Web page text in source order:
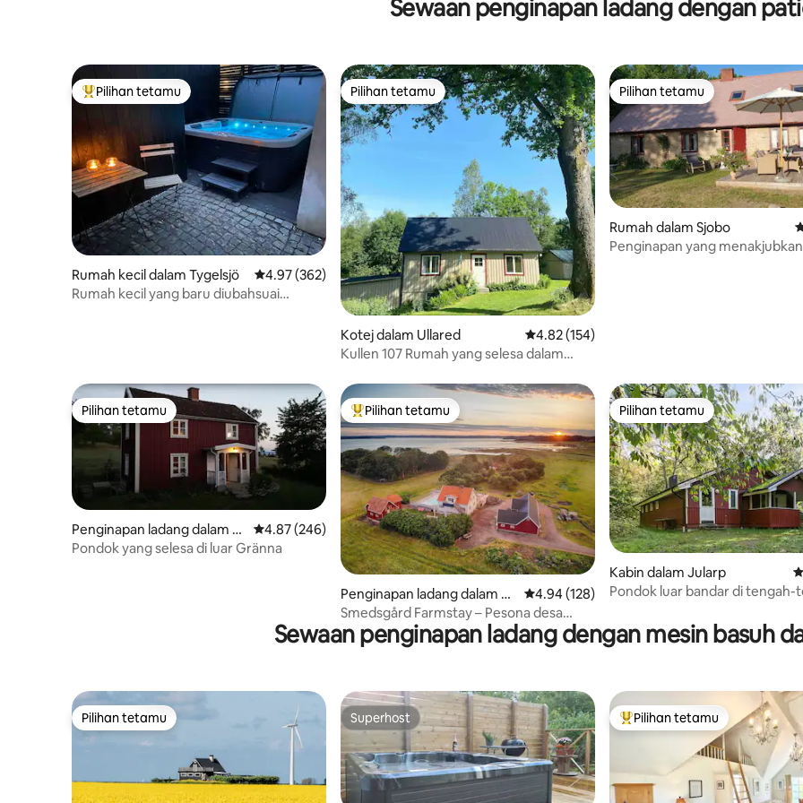
Sewaan penginapan ladang dengan
Pilihan utama tetamu
Pilihan tetamu
Rumah kecil dalam Tygelsjö Penarafan purata 4.97 daripada 5, 362 ulasan
4.97 (362)
Rumah kecil yang baru diubahsuai
Pilihan tetamu
Pilihan tetamu
Kotej dalam Ullared Penarafan purata 4.82 daripada 5, 154 ulasan
4.82 (154)
Kullen 107 Rumah yang selesa dalam
Pilihan tetamu
Pilihan tetamu
Rumah dalam Sjobo
Penginapan yang
Pilihan tetamu
Pilihan tetamu
Penginapan ladang dalam N
yarp
Penarafan purata 4.87 daripada 5, 246 ulasan
4.87 (246)
Pondok yang selesa di luar Gränna
Pilihan utama tetamu
Pilihan tetamu
Penginapan ladang dalam K
ungsbacka
Penarafan purata 4.94 daripada 5, 128 ulasan
4.94 (128)
Smedsgård Farmstay – Pesona desa
berhampiran Gothenburg
Pilihan tetamu
Pilihan tetamu
Kabin dalam Jularp
Pondok luar bandar di tengah-
Sewaan penginapan ladang dengan mesin basuh
Pilihan tetamu
Pilihan tetamu Superhost
Superhost Pilihan utama tetamu
Pilihan tetamu